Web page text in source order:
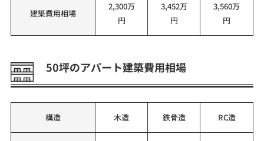
建築費用相場
2,300万
円
3,452万
円
3,560万
円
50坪のアパート建築費用相場
構造 木造 鉄骨造 RC造